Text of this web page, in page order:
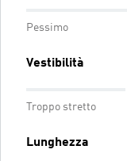
Pessimo
Vestibilità
Troppo stretto
Lunghezza